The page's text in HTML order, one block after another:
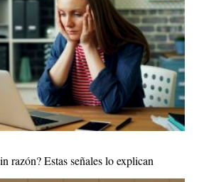
razón? Estas señales lo explican